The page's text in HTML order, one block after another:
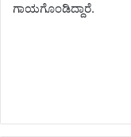
ಗಾಯಗೊಂಡಿದ್ದಾರೆ.